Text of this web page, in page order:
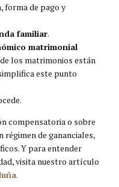
forma de pago y
familiar.
matrimonial
los matrimonios están
este punto
compensatoria o sobre
régimen de gananciales,
Y para entender
visita nuestro artículo
.